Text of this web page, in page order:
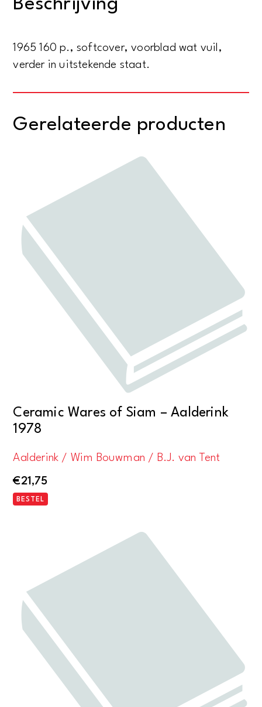
51)
aantal
Beschrijving
1965 160 p., softcover, voorblad wat vuil,
verder in uitstekende staat.
Gerelateerde producten
Ceramic Wares of Siam – Aalderink
1978
Aalderink / Wim Bouwman / B.J. van Tent
€21,75
BESTEL